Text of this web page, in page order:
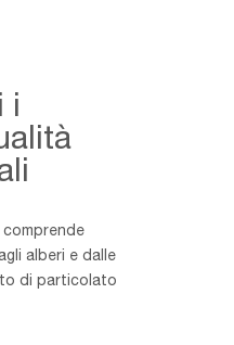
i
alberi e dalle
di particolato